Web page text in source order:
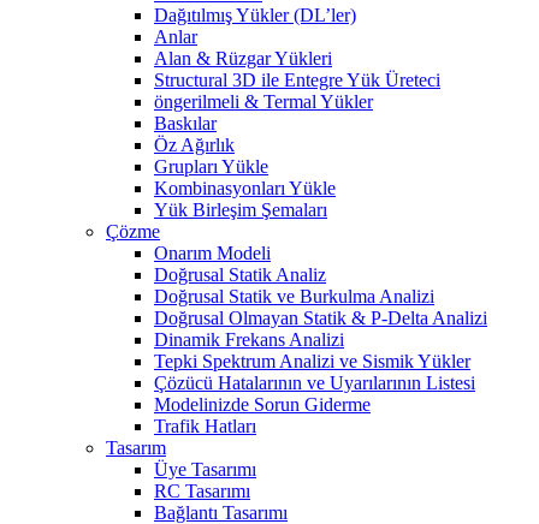
Dağıtılmış Yükler (DL’ler)
Anlar
Alan & Rüzgar Yükleri
Structural 3D ile Entegre Yük Üreteci
öngerilmeli & Termal Yükler
Baskılar
Öz Ağırlık
Grupları Yükle
Kombinasyonları Yükle
Yük Birleşim Şemaları
Çözme
Onarım Modeli
Doğrusal Statik Analiz
Doğrusal Statik ve Burkulma Analizi
Doğrusal Olmayan Statik & P-Delta Analizi
Dinamik Frekans Analizi
Tepki Spektrum Analizi ve Sismik Yükler
Çözücü Hatalarının ve Uyarılarının Listesi
Modelinizde Sorun Giderme
Trafik Hatları
Tasarım
Üye Tasarımı
RC Tasarımı
Bağlantı Tasarımı